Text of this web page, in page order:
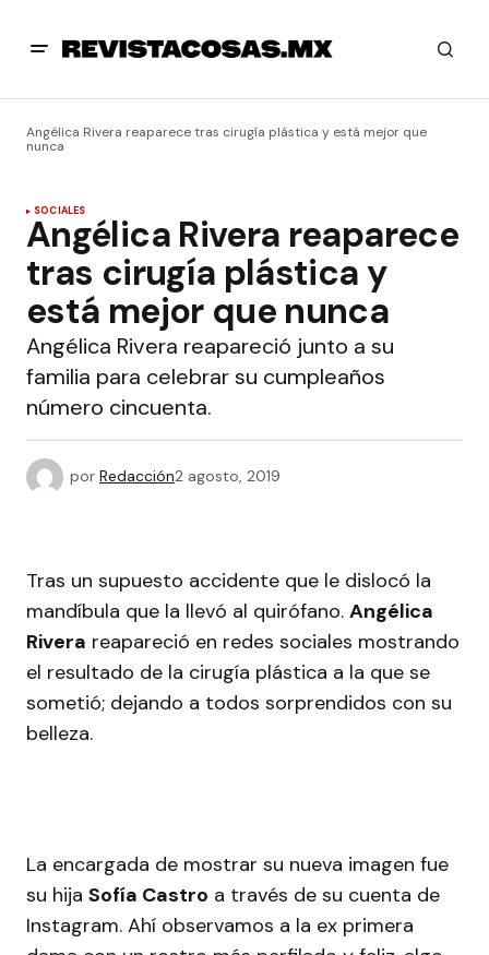
Angélica Rivera reaparece tras cirugía plástica y está mejor que
nunca
SOCIALES
Angélica Rivera reaparece
tras cirugía plástica y
está mejor que nunca
Angélica Rivera reapareció junto a su
familia para celebrar su cumpleaños
número cincuenta.
por Redacción2 agosto, 2019
Tras un supuesto accidente que le dislocó la
mandíbula que la llevó al quirófano. Angélica
Rivera reapareció en redes sociales mostrando
el resultado de la cirugía plástica a la que se
sometió; dejando a todos sorprendidos con su
belleza.
La encargada de mostrar su nueva imagen fue
su hija Sofía Castro a través de su cuenta de
Instagram. Ahí observamos a la ex primera